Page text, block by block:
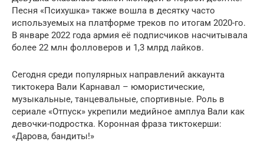
Песня «Психушка» также вошла в десятку часто
используемых на платформе треков по итогам 2020-го.
В январе 2022 года армия её подписчиков насчитывала
более 22 млн фолловеров и 1,3 млрд лайков.
Сегодня среди популярных направлений аккаунта
тиктокера Вали Карнавал – юмористические,
музыкальные, танцевальные, спортивные. Роль в
сериале «Отпуск» укрепили медийное амплуа Вали как
девочки-подростка. Коронная фраза тиктокерши:
«Дарова, бандиты!»